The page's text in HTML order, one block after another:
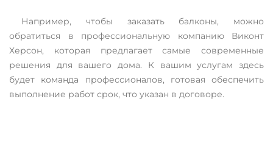
Например, чтобы заказать балконы, можно
обратиться в профессиональную компанию Виконт
Херсон, которая предлагает самые современные
решения для вашего дома. К вашим услугам здесь
будет команда профессионалов, готовая обеспечить
выполнение работ срок, что указан в договоре.